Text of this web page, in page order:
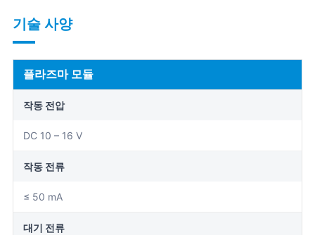
기술 사양
플라즈마 모듈
작동 전압
DC 10 – 16 V
작동 전류
≤ 50 mA
대기 전류